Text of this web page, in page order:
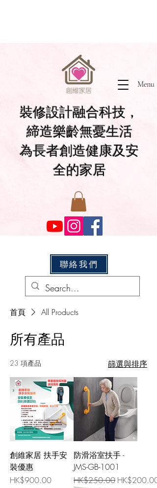
Menu
裝修設計融合科技，
締造樂齡無憂生活
為長者創造健康及安
全的家居
聯絡我們
首頁 All Products
所有產品
23 項產品 篩選與排序
創維家居 扶手安
裝優惠
價格
HK$900.00
防滑浴室扶手 -
JMS-GB-1001
一般價格
HK$250.00 促銷價格
HK$200.00